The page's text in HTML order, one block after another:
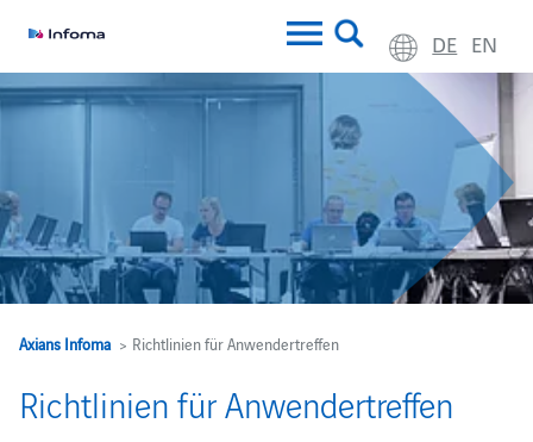
DE EN
Axians Infoma> Richtlinien für Anwendertreffen
Richtlinien für Anwendertreffen